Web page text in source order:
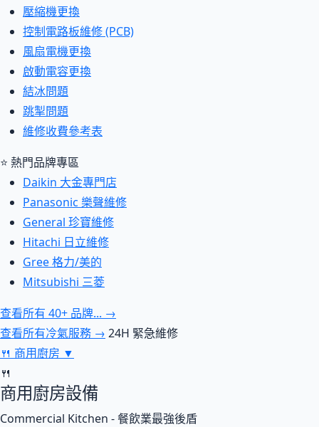
壓縮機更換
控制電路板維修 (PCB)
風扇電機更換
啟動電容更換
結冰問題
跳掣問題
維修收費參考表
⭐ 熱門品牌專區
Daikin 大金專門店
Panasonic 樂聲維修
General 珍寶維修
Hitachi 日立維修
Gree 格力/美的
Mitsubishi 三菱
查看所有 40+ 品牌... →
查看所有冷氣服務 → 24H 緊急維修
🍴 商用廚房 ▼
🍴
商用廚房設備
Commercial Kitchen - 餐飲業最強後盾